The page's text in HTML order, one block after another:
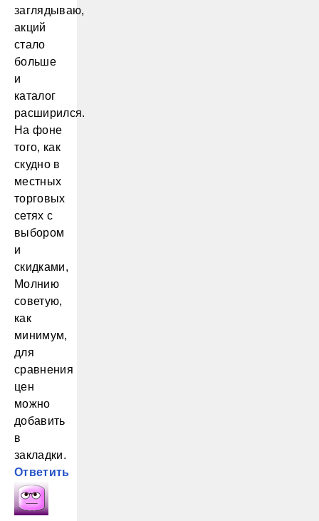
заглядываю,
акций
стало
больше
и
каталог
расширился.
На фоне
того, как
скудно в
местных
торговых
сетях с
выбором
и
скидками,
Молнию
советую,
как
минимум,
для
сравнения
цен
можно
добавить
в
закладки.
Ответить